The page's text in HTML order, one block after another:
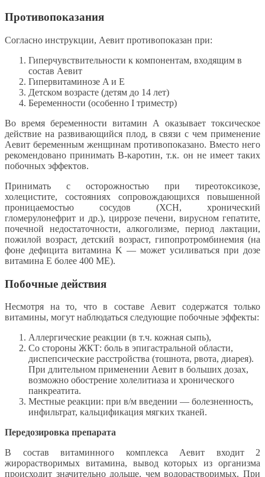
Противопоказания
Согласно инструкции, Аевит противопоказан при:
Гиперчувствительности к компонентам, входящим в
состав Аевит
Гипервитаминозе A и Е
Детском возрасте (детям до 14 лет)
Беременности (особенно I триместр)
Во время беременности витамин А оказывает токсическое
действие на развивающийся плод, в связи с чем применение
Аевит беременным женщинам противопоказано. Вместо него
рекомендовано принимать В-каротин, т.к. он не имеет таких
побочных эффектов.
Принимать с осторожностью при тиреотоксикозе,
холецистите, состояниях сопровождающихся повышенной
проницаемостью сосудов (ХСН, хронический
гломерулонефрит и др.), циррозе печени, вирусном гепатите,
почечной недостаточности, алкоголизме, период лактации,
пожилой возраст, детский возраст, гипопротромбинемия (на
фоне дефицита витамина K — может усиливаться при дозе
витамина Е более 400 МЕ).
Побочные действия
Несмотря на то, что в составе Аевит содержатся только
витамины, могут наблюдаться следующие побочные эффекты:
Аллергические реакции (в т.ч. кожная сыпь),
Со стороны ЖКТ: боль в эпигастральной области,
диспепсические расстройства (тошнота, рвота, диарея).
При длительном применении Аевит в больших дозах,
возможно обострение холелитиаза и хронического
панкреатита.
Местные реакции: при в/м введении — болезненность,
инфильтрат, кальцификация мягких тканей.
Передозировка препарата
В состав витаминного комплекса Аевит входит 2
жирорастворимых витамина, вывод которых из организма
происходит значительно дольше, чем водорастворимых. При